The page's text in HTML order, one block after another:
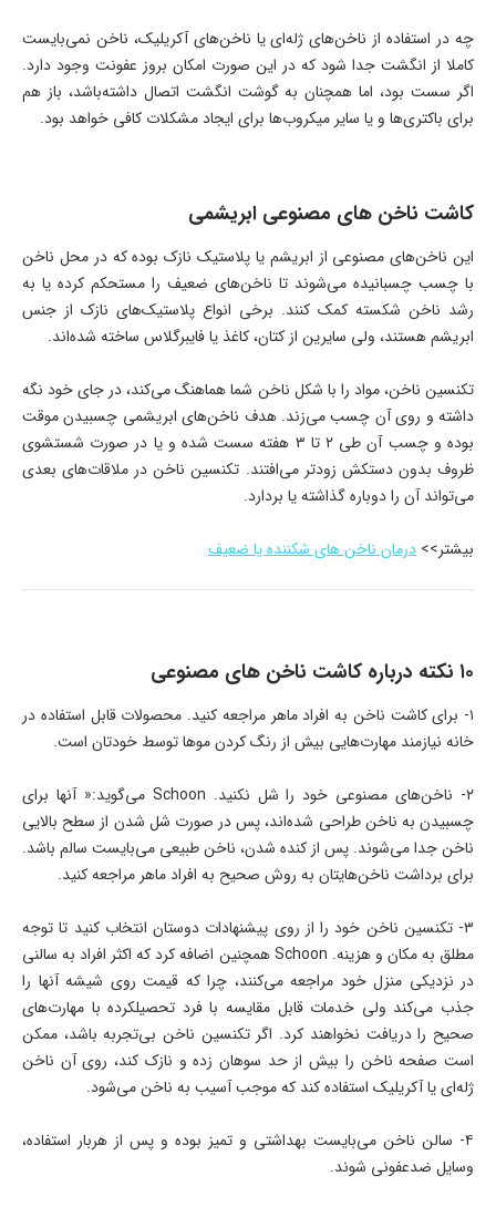
چه در استفاده از ناخن‌های ژله‌ای یا ناخن‌های آکریلیک، ناخن نمی‌بایست
کاملا از انگشت جدا شود که در این صورت امکان بروز عفونت وجود دارد.
اگر سست بود، اما همچنان به گوشت انگشت اتصال داشته‌باشد، باز هم
برای باکتری‌ها و یا سایر میکروب‌ها برای ایجاد مشکلات کافی خواهد بود.
کاشت ناخن‌ های مصنوعی ابریشمی
این ناخن‌های مصنوعی از ابریشم یا پلاستیک نازک بوده که در محل ناخن
با چسب چسبانیده می‌شوند تا ناخن‌های ضعیف را مستحکم کرده یا به
رشد ناخن شکسته کمک کنند. برخی انواع پلاستیک‌های نازک از جنس
ابریشم هستند، ولی سایرین از کتان، کاغذ یا فایبرگلاس ساخته شده‌اند.
تکنسین ناخن، مواد را با شکل ناخن شما هماهنگ می‌کند، در جای خود نگه
داشته و روی آن چسب می‌زند. هدف ناخن‌های ابریشمی چسبیدن موقت
بوده و چسب آن طی ۲ تا ۳ هفته سست شده و یا در صورت شستشوی
ظروف بدون دستکش زودتر می‌افتند. تکنسین ناخن در ملاقات‌های بعدی
می‌تواند آن را دوباره گذاشته یا بردارد.
بیشتر>> درمان ناخن های شکننده یا ضعیف
۱۰ نکته درباره کاشت ناخن‌ های مصنوعی
۱- برای کاشت ناخن به افراد ماهر مراجعه کنید. محصولات قابل استفاده در
خانه نیازمند مهارت‌هایی بیش از رنگ کردن موها توسط خودتان است.
۲- ناخن‌های مصنوعی خود را شل نکنید. Schoon می‌گوید:« آنها برای
چسبیدن به ناخن طراحی شده‌اند، پس در صورت شل شدن از سطح بالایی
ناخن جدا می‌شوند. پس از کنده شدن، ناخن طبیعی می‌بایست سالم باشد.
برای برداشت ناخن‌هایتان به روش صحیح به افراد ماهر مراجعه کنید.
۳- تکنسین ناخن خود را از روی پیشنهادات دوستان انتخاب کنید تا توجه
مطلق به مکان و هزینه. Schoon همچنین اضافه کرد که اکثر افراد به سالنی
در نزدیکی منزل خود مراجعه می‌کنند، چرا که قیمت روی شیشه آنها را
جذب می‌کند ولی خدمات قابل مقایسه با فرد تحصیلکرده با مهارت‌های
صحیح را دریافت نخواهند کرد. اگر تکنسین ناخن بی‌تجربه باشد، ممکن
است صفحه ناخن را بیش از حد سوهان زده و نازک کند، روی آن ناخن
ژله‌ای یا آکریلیک استفاده کند که موجب آسیب به ناخن می‌شود.
۴- سالن ناخن می‌بایست بهداشتی و تمیز بوده و پس از هربار استفاده،
وسایل ضدعفونی شوند.